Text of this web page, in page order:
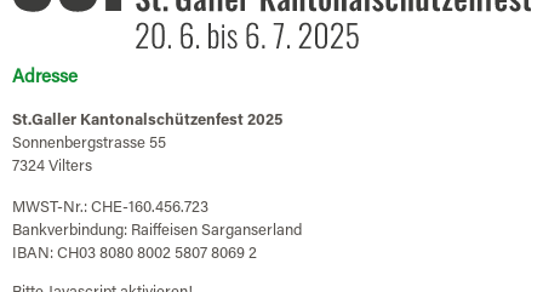
Adresse
St.Galler Kantonalschützenfest 2025
Sonnenbergstrasse 55
7324 Vilters
MWST-Nr.: CHE-160.456.723
Bankverbindung: Raiffeisen Sarganserland
IBAN: CH03 8080 8002 5807 8069 2